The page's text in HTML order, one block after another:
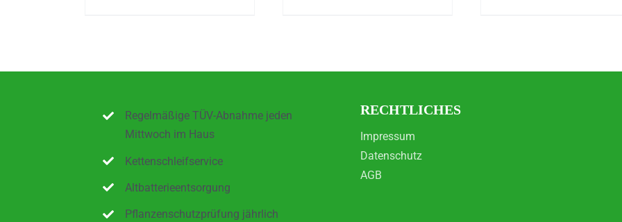
Regelmäßige TÜV-Abnahme jeden
Mittwoch im Haus
Kettenschleifservice
Altbatterieentsorgung
Pflanzenschutzprüfung jährlich
RECHTLICHES
Impressum
Datenschutz
AGB